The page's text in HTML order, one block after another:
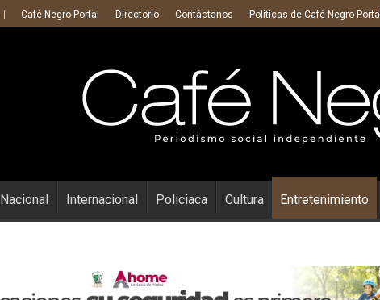
Café Negro Portal Directorio Contáctanos Políticas de Café Negro Portal
Nacional Internacional Policiaca Cultura Entretenimiento